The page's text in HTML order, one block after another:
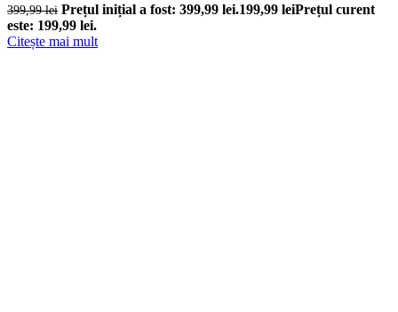
399,99lei Prețul inițial a fost: 399,99 lei.199,99 leiPrețul curent
este: 199,99 lei.
Citește mai mult